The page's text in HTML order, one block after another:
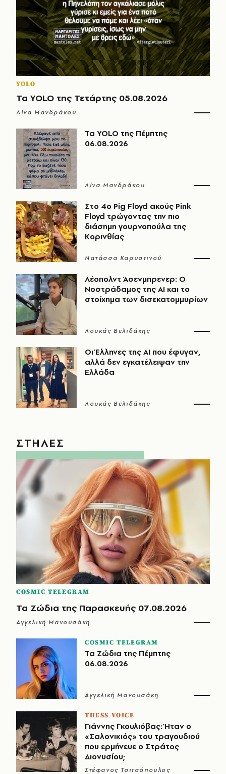
YOLO
Τα YOLO της Τετάρτης 05.08.2026
Λίνα Μανδράκου
Τα YOLO της Πέμπτης
06.08.2026
Λίνα Μανδράκου
Στο 4ο Pig Floyd ακούς Pink
Floyd τρώγοντας την πιο
διάσημη γουρνοπούλα της
Κορινθίας
Νατάσσα Καρυστινού
Λέοπολντ Άσενμπρενερ: Ο
Νοστράδαμος της AI και το
στοίχημα των δισεκατομμυρίων
Λουκάς Βελιδάκης
Οι Έλληνες της ΑΙ που έφυγαν,
αλλά δεν εγκατέλειψαν την
Ελλάδα
Λουκάς Βελιδάκης
ΣΤΗΛΕΣ
COSMIC TELEGRAM
Τα Ζώδια της Παρασκευής 07.08.2026
Αγγελική Μανουσάκη
COSMIC TELEGRAM
Τα Ζώδια της Πέμπτης
06.08.2026
Αγγελική Μανουσάκη
THESS VOICE
Γιάννης Γκουλιόβας: Ήταν ο
«Σαλονικιός» του τραγουδιού
που ερμήνευε ο Στράτος
Διονυσίου;
Στέφανος Τσιτσόπουλος